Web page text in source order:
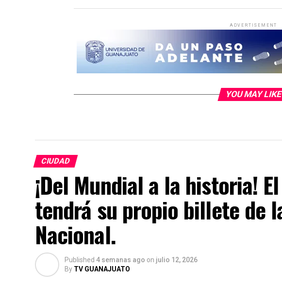
ADVERTISEMENT
YOU MAY LIKE
CIUDAD
¡Del Mundial a la historia!
tendrá su propio billete de
Nacional.
Published 4 semanas ago on julio 12, 2026
By TV GUANAJUATO